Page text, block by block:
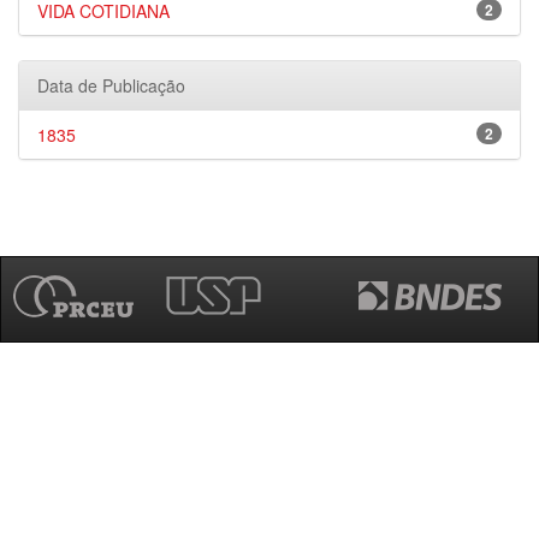
2
VIDA COTIDIANA
Data de Publicação
2
1835